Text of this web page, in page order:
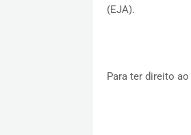
(EJA).
Para ter direito